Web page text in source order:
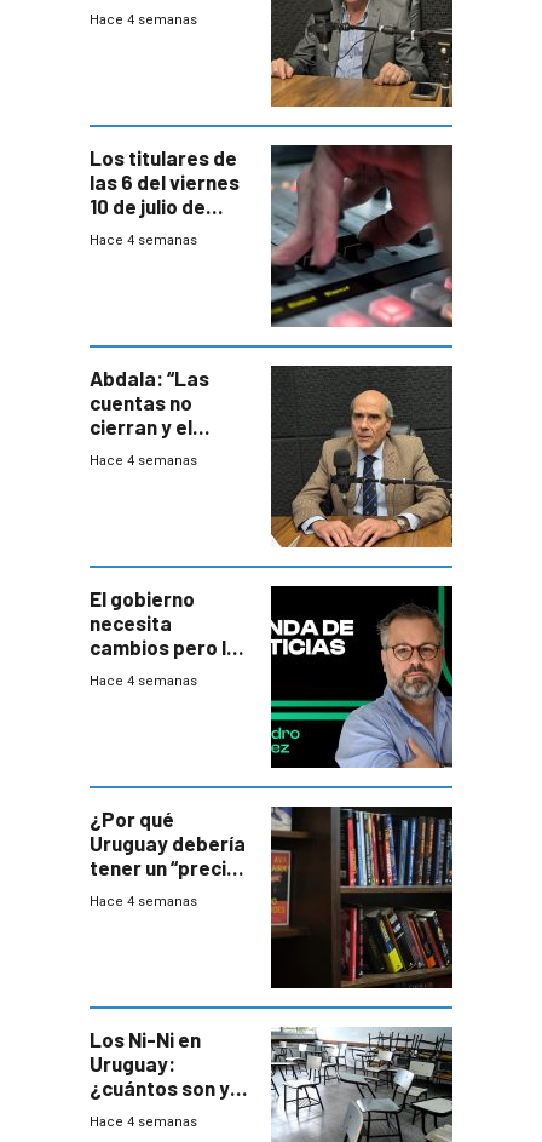
decisión de
Hace 4 semanas
Los titulares de
las 6 del viernes
10 de julio de
2026
Hace 4 semanas
Abdala: “Las
cuentas no
cierran y el
balance del
Hace 4 semanas
El gobierno
necesita
cambios pero los
ministros tienen
Hace 4 semanas
¿Por qué
Uruguay debería
tener un “precio
único” en los
Hace 4 semanas
Los Ni-Ni en
Uruguay:
¿cuántos son y
en dónde están?
Hace 4 semanas